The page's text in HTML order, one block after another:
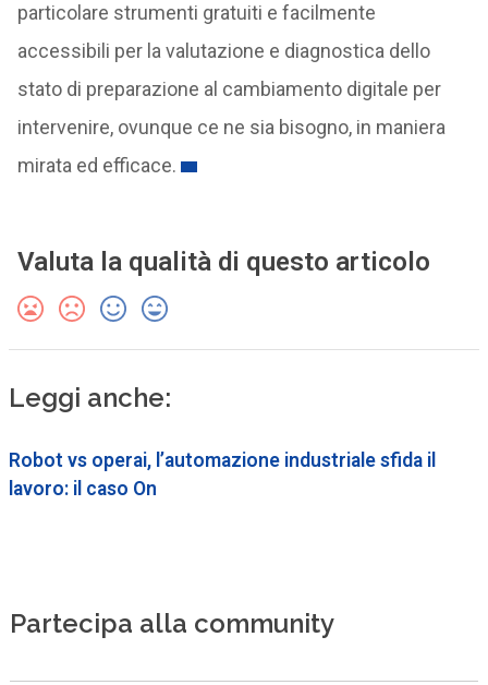
particolare strumenti gratuiti e facilmente
accessibili per la valutazione e diagnostica dello
stato di preparazione al cambiamento digitale per
intervenire, ovunque ce ne sia bisogno, in maniera
mirata ed efficace.
Valuta la qualità di questo articolo
Leggi anche:
Robot vs operai, l’automazione industriale sfida il
lavoro: il caso On
Partecipa alla community